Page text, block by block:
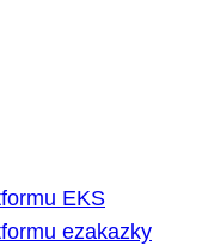
EKS
ezakazky